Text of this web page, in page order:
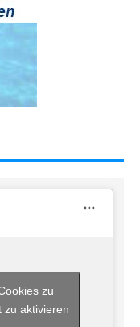
zu
zu aktivieren